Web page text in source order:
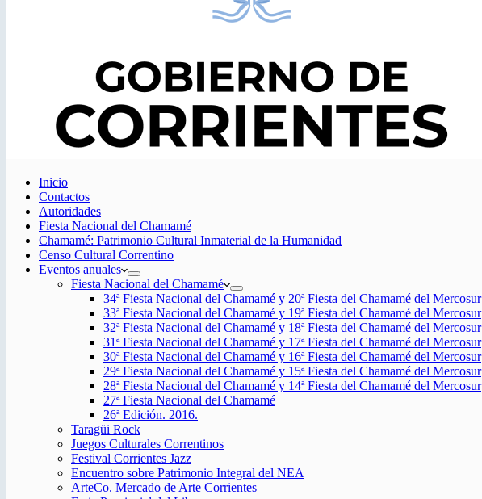
Inicio
Contactos
Autoridades
Fiesta Nacional del Chamamé
Chamamé: Patrimonio Cultural Inmaterial de la Humanidad
Censo Cultural Correntino
Eventos anuales
Fiesta Nacional del Chamamé
34ª Fiesta Nacional del Chamamé y 20ª Fiesta del Chamamé del Mercosur
33ª Fiesta Nacional del Chamamé y 19ª Fiesta del Chamamé del Mercosur
32ª Fiesta Nacional del Chamamé y 18ª Fiesta del Chamamé del Mercosur
31ª Fiesta Nacional del Chamamé y 17ª Fiesta del Chamamé del Mercosur
30ª Fiesta Nacional del Chamamé y 16ª Fiesta del Chamamé del Mercosur
29ª Fiesta Nacional del Chamamé y 15ª Fiesta del Chamamé del Mercosur
28ª Fiesta Nacional del Chamamé y 14ª Fiesta del Chamamé del Mercosur
27ª Fiesta Nacional del Chamamé
26ª Edición. 2016.
Taragüi Rock
Juegos Culturales Correntinos
Festival Corrientes Jazz
Encuentro sobre Patrimonio Integral del NEA
ArteCo. Mercado de Arte Corrientes